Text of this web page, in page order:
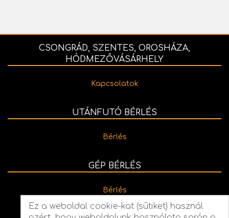
CSONGRÁD, SZENTES, OROSHÁZA,
HÓDMEZŐVÁSÁRHELY
Kapcsolatok
UTÁNFUTÓ BÉRLÉS
Bérlés
GÉP BÉRLÉS
Bérlés
Ez a weboldal cookie-kat (sütiket) használ